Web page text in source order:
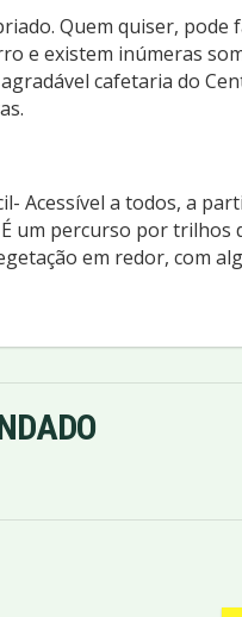
Quem quiser, pode
e existem inúmeras
cafetaria do
Acessível a todos, a
um percurso por
em redor, com